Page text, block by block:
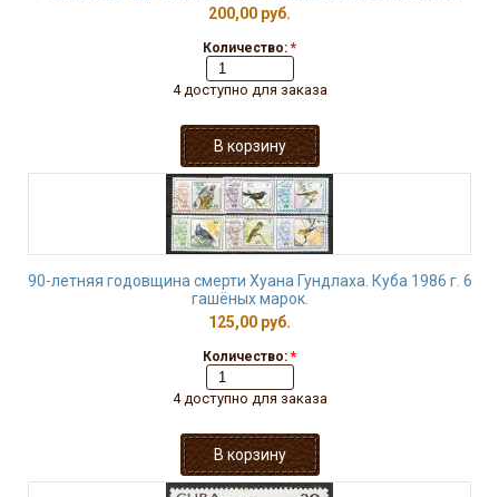
200,00 руб.
Количество: *
4 доступно для заказа
90-летняя годовщина смерти Хуана Гундлаха. Куба 1986 г. 6
гашёных марок.
125,00 руб.
Количество: *
4 доступно для заказа